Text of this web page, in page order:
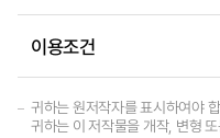
이용조건
귀하는 원저작자를 표시하여야
귀하는 이 저작물을 개작, 변형